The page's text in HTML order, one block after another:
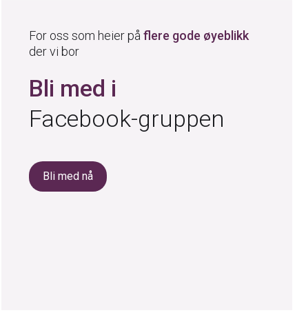
For oss som heier påflere gode øyeblikk
der vi bor
Bli med i
Facebook-gruppen
Bli med nå